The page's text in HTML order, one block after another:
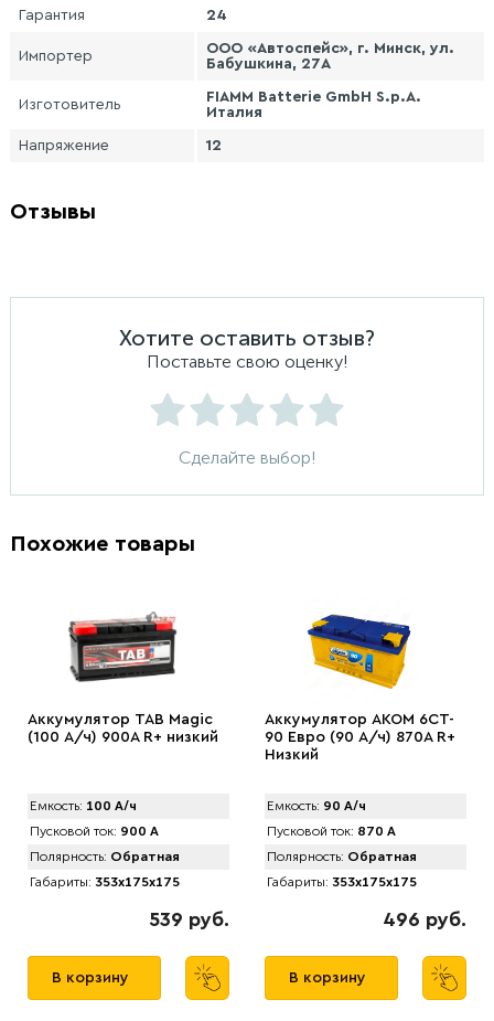
Гарантия 24
Импортер
ООО «Автоспейс», г. Минск, ул.
Бабушкина, 27А
Изготовитель
FIAMM Batterie GmbH S.p.A.
Италия
Напряжение 12
Отзывы
Хотите оставить отзыв?
Поставьте свою оценку!
Сделайте выбор!
Похожие товары
Аккумулятор TAB Magic
(100 А/ч) 900А R+ низкий
Емкость: 100 А/ч
Пусковой ток: 900 А
Полярность: Обратная
Габариты: 353x175x175
539 руб.
В корзину
Аккумулятор AКОМ 6CT-
90 Евро (90 А/ч) 870А R+
Низкий
Емкость: 90 А/ч
Пусковой ток: 870 А
Полярность: Обратная
Габариты: 353x175x175
496 руб.
В корзину